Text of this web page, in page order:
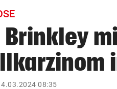
08:35